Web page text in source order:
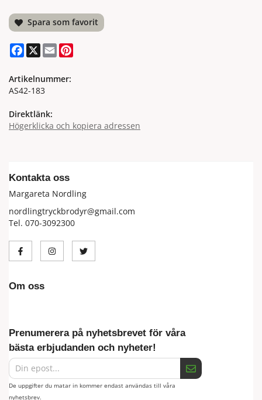
Spara som favorit
Facebook
X Email
Artikelnummer:
AS42-183
Direktlänk:
Högerklicka och kopiera adressen
Kontakta oss
Margareta Nordling
nordlingtryckbrodyr@gmail.com
Tel. 070-3092300
Om oss
Prenumerera på nyhetsbrevet för våra
bästa erbjudanden och nyheter!
De uppgifter du matar in kommer endast användas till våra
nyhetsbrev.